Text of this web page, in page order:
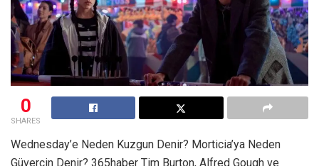
0
SHARES
Wednesday’e Neden Kuzgun Denir? Morticia’ya Neden
Güvercin Denir? 365haber Tim Burton, Alfred Gough ve